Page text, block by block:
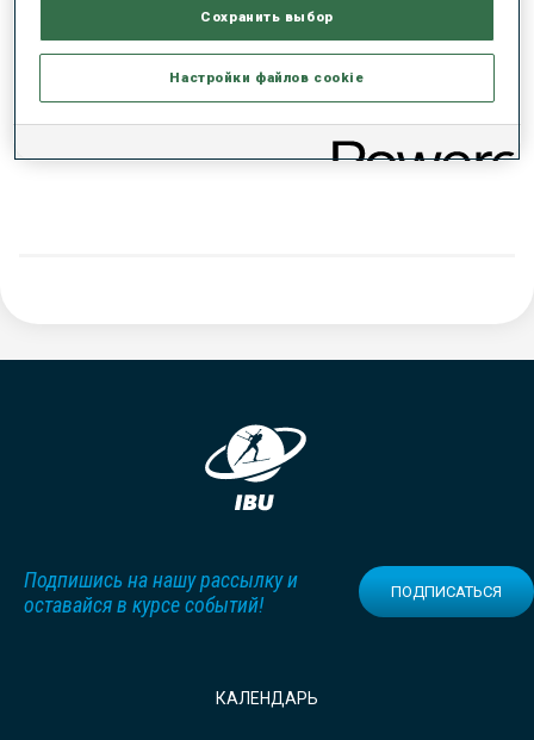
РЕЗУЛЬТАТЫ - ТЕНДЕНЦИЯ
ДАННЫХ НЕТ
Подпишись на нашу рассылку и
оставайся в курсе событий!
ПОДПИСАТЬСЯ
КАЛЕНДАРЬ
Сохранить выбор
Настройки файлов cookie